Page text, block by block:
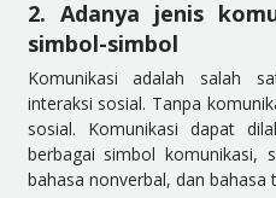
2. Adanya jenis
simbol-simbol
Komunikasi adalah salah
interaksi sosial. Tanpa
sosial. Komunikasi dapat
berbagai simbol komunikasi,
bahasa nonverbal, dan bahasa